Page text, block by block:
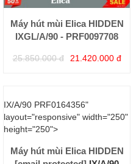
Máy hút mùi Elica HIDDEN
IXGL/A/90 - PRF0097708
25.850.000 đ 21.420.000 đ
IX/A/90 PRF0164356"
layout="responsive" width="250"
height="250">
Máy hút mùi Elica HIDDEN